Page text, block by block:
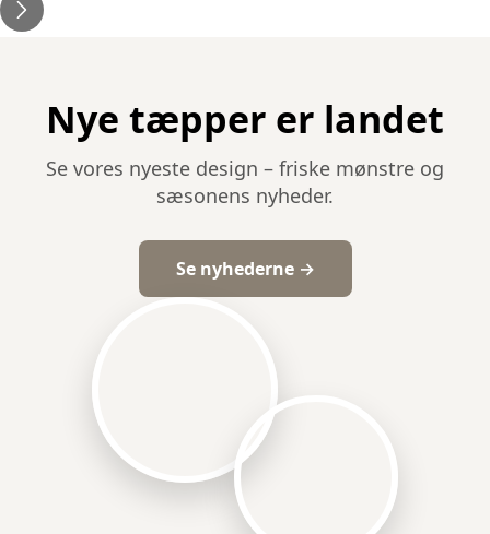
Nye tæpper er landet
Se vores nyeste design – friske mønstre og
sæsonens nyheder.
Se nyhederne →